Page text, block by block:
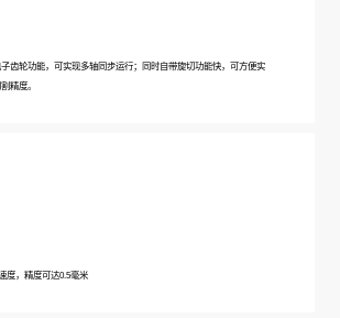
齿轮功能，可实现多轴同步运行；同时自带旋切功能快，可方便实
精度。
度，精度可达0.5毫米